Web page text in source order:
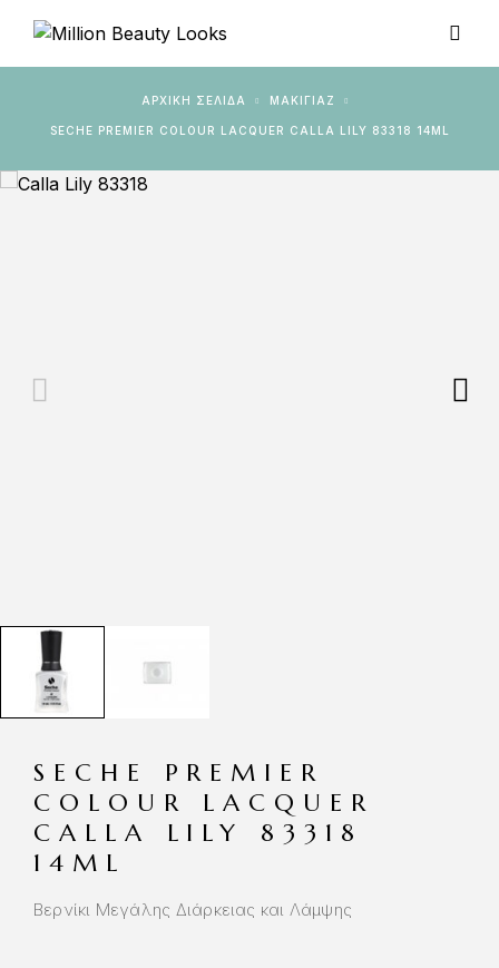
ΑΡΧΙΚΉ ΣΕΛΊΔΑ ΜΑΚΙΓΙΑΖ
SECHE PREMIER COLOUR LACQUER CALLA LILY 83318 14ML
SECHE PREMIER
COLOUR LACQUER
CALLA LILY 83318
14ML
Βερνίκι Μεγάλης Διάρκειας και Λάμψης